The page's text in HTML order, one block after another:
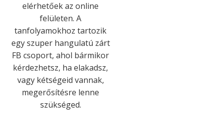
elérhetőek az online
felületen. A
tanfolyamokhoz tartozik
egy szuper hangulatú zárt
FB csoport, ahol bármikor
kérdezhetsz, ha elakadsz,
vagy kétségeid vannak,
megerősítésre lenne
szükséged.